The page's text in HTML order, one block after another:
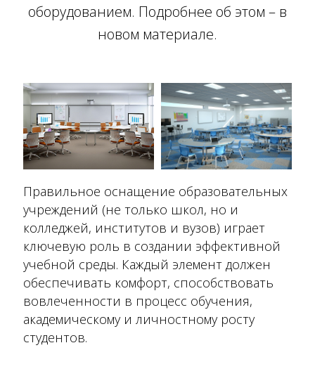
оборудованием. Подробнее об этом – в
новом материале.
Правильное оснащение образовательных
учреждений (не только школ, но и
колледжей, институтов и вузов) играет
ключевую роль в создании эффективной
учебной среды. Каждый элемент должен
обеспечивать комфорт, способствовать
вовлеченности в процесс обучения,
академическому и личностному росту
студентов.